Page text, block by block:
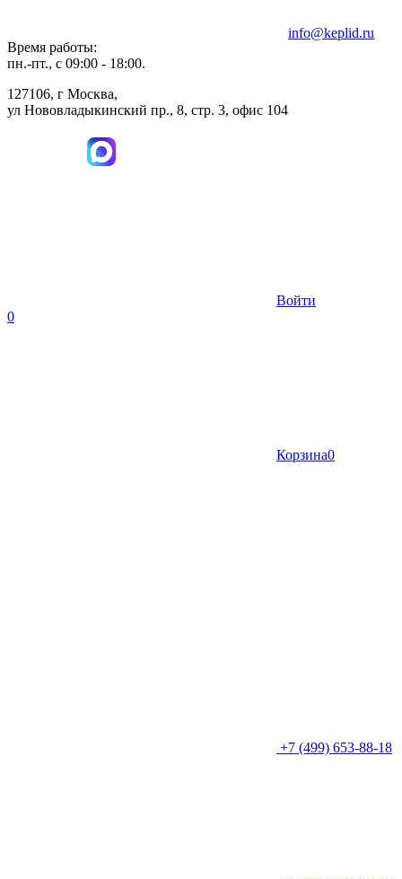
Время работы:
пн.-пт., с 09:00 - 18:00.
127106, г Москва,
ул Нововладыкинский пр., 8, стр. 3, офис 104
info@keplid.ru
Войти
0
Корзина0
+7 (499) 653-88-18